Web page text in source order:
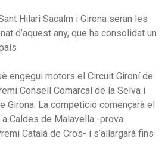
Hilari Sacalm i Girona seran les
d’aquest any, que ha consolidat un
engegui motors el Circuit Gironí de
Consell Comarcal de la Selva i
Girona. La competició començarà el
a Caldes de Malavella -prova
Català de Cros- i s’allargarà fins